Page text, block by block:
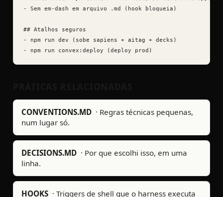
- Sem em-dash em arquivo .md (hook bloqueia)
## Atalhos seguros
- npm run dev (sobe sapiens + aitag + decks)
- npm run convex:deploy (deploy prod)
CONVENTIONS.MD · Regras técnicas pequenas,
num lugar só.
DECISIONS.MD · Por que escolhi isso, em uma
linha.
HOOKS · Triggers de shell que o harness executa